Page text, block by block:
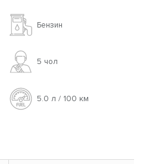
Бензин
5 чoл
5.0 л / 100 км